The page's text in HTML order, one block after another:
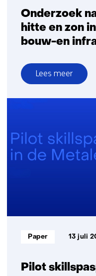
Onderzoek
hitte en zon
bouw-en
Lees meer
over
Onderzoek
risico’s
hitte
en
en
gestart
Pilot
Informatietype:
Paper 13 juli